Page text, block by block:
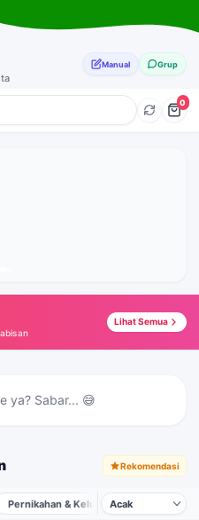
Manual Grup
0
Tap →
Tap →
Lihat Semua
ya? Sabar... 😅
Rekomendasi
Pernikahan & Keluarga Anak-Anak